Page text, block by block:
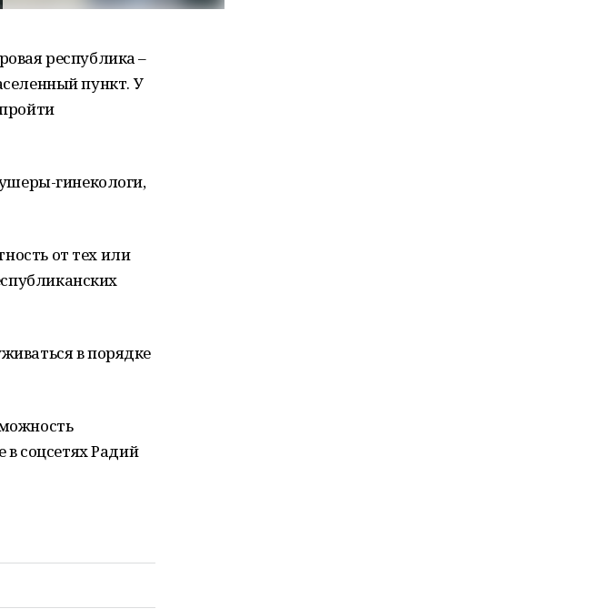
республика –
пункт. У
гинекологи,
от тех или
в порядке
в соцсетях Радий